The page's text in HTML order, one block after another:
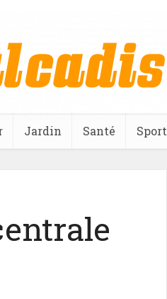
Jardin Santé Sport